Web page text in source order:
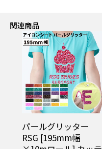
関連商品
パールグリッター
RSG [195mm幅